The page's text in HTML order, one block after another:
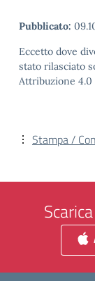
Pubblicato:
Eccetto dove
stato rilasciato
Attribuzione 4.0
Stampa /